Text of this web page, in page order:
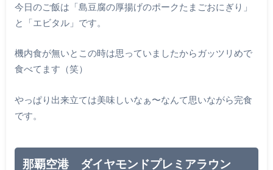
今日のご飯は「島豆腐の厚揚げのポークたまごおにぎり」
と「エビタル」です。
機内食が無いとこの時は思っていましたからガッツリめで
食べてます（笑）
やっぱり出来立ては美味しいなぁ〜なんて思いながら完食
です。
那覇空港 ダイヤモンドプレミアラウン